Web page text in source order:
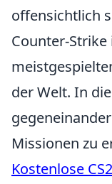
offensichtlich
Counter-
der Welt. In
Missionen zu
Kostenlose